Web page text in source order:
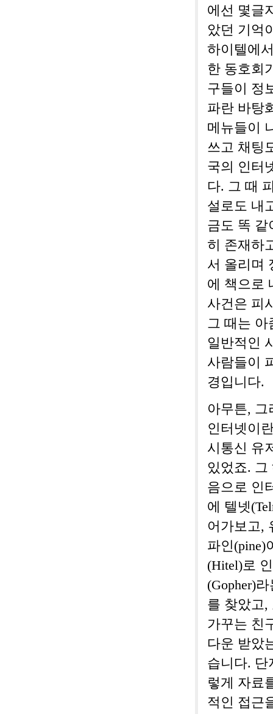
에선 몇글
았던 기억
하이텔에
한 동호회
구들이 정
파란 바탕
메뉴들이
쓰고 채팅
국의 인터
다. 그 때
설로도 내
금도 똑 같
히 존재하
서 올리며
에 책으로
사건은 피
그 때는 아
일반적인
사람들이
경입니다.
아무튼, 그
인터넷이
시통신 유
있었죠. 그
음으로 인
에 텔넷
어가보고,
파인(pine)
(Hitel)로
(Gopher)
를 찾았고,
가꾸는 친
다운 받았
습니다. 단
렇게 자료
적인 접근